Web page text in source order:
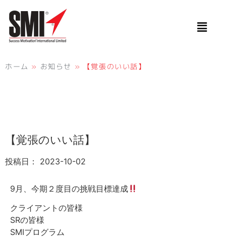
ホーム » お知らせ » 【覚張のいい話】
【覚張のいい話】
投稿日： 2023-10-02
9月、今期２度目の挑戦目標達成
クライアントの皆様
SRの皆様
SMIプログラム